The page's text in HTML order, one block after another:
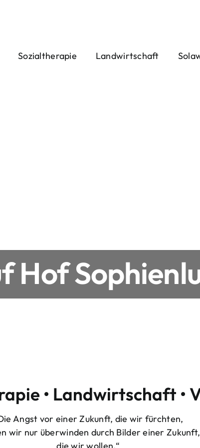
Sozialtherapie Landwirtschaft
Hof
• Landwirtschaft •
Angst vor einer Zukunft, die wir fürchten,
wir nur überwinden durch Bilder einer Zukunft,